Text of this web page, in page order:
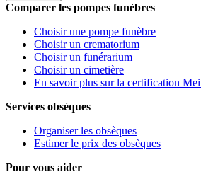
Comparer les pompes funèbres
Choisir une pompe funèbre
Choisir un crematorium
Choisir un funérarium
Choisir un cimetière
En savoir plus sur la certification
Services obsèques
Organiser les obsèques
Estimer le prix des obsèques
Pour vous aider